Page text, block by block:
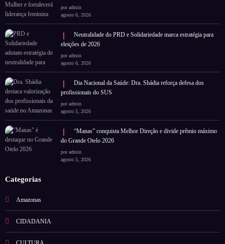
por admin
agosto 6, 2026
Neutralidade do PRD e Solidariedade marca estratégia para
eleições de 2026
por admin
agosto 6, 2026
Dia Nacional da Saúde: Dra. Shádia reforça defesa dos
profissionais do SUS
por admin
agosto 5, 2026
“Manas” conquista Melhor Direção e divide prêmio máximo
do Grande Otelo 2026
por admin
agosto 5, 2026
Categorias
Amazonas
CIDADANIA